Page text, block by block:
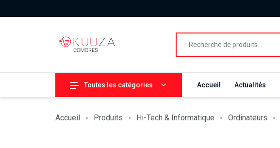
Toutes les catégories Accueil Actualités
Accueil Produits Hi-Tech & Informatique Ordinateurs